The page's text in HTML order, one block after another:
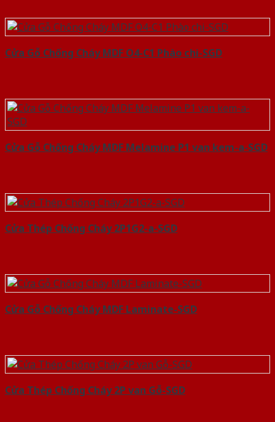
Cửa Gỗ Chống Cháy MDF O4-C1 Phào chi-SGD
Cửa Gỗ Chống Cháy MDF Melamine P1 van kem-a-SGD
Cửa Thép Chống Cháy 2P1G2-a-SGD
Cửa Gỗ Chống Cháy MDF Laminate-SGD
Cửa Thép Chống Cháy 2P van Gỗ-SGD